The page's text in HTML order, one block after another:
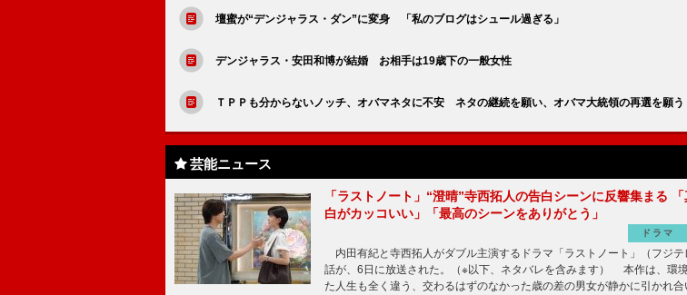
壇蜜が“デンジャラス・ダン”に変身 「私のブログはシュール過ぎる」
デンジャラス・安田和博が結婚 お相手は19歳下の一般女性
ＴＰＰも分からないノッチ、オバマネタに不安 ネタの継続を願い、オバマ大統領の再選を願う
芸能ニュース
「ラストノート」“澄晴”寺西拓人の告白シーンに反響集まる
白がカッコいい」「最高のシーンをありがとう」
ドラマ
内田有紀と寺西拓人がダブル主演するドラマ「ラストノート」（フジテ
話が、6日に放送された。（※以下、ネタバレを含みます） 本作は、環
た人生も全く違う、交わるはずのなかった歳の差の男女が静かに引かれ